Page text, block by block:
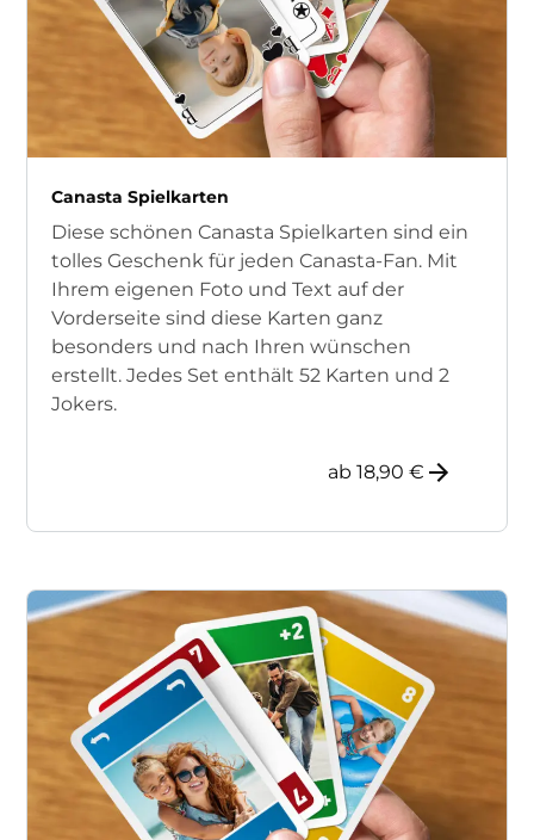
Canasta Spielkarten
Diese schönen Canasta Spielkarten sind ein
tolles Geschenk für jeden Canasta-Fan. Mit
Ihrem eigenen Foto und Text auf der
Vorderseite sind diese Karten ganz
besonders und nach Ihren wünschen
erstellt. Jedes Set enthält 52 Karten und 2
Jokers.
ab 18,90 €